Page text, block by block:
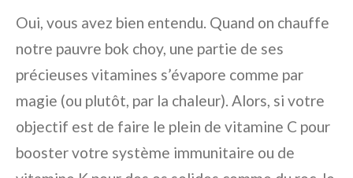
Oui, vous avez bien entendu. Quand on chauffe
notre pauvre bok choy, une partie de ses
précieuses vitamines s’évapore comme par
magie (ou plutôt, par la chaleur). Alors, si votre
objectif est de faire le plein de vitamine C pour
booster votre système immunitaire ou de